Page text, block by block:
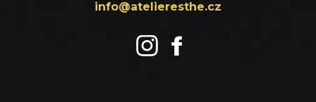
zc.ehtsereileta@ofni